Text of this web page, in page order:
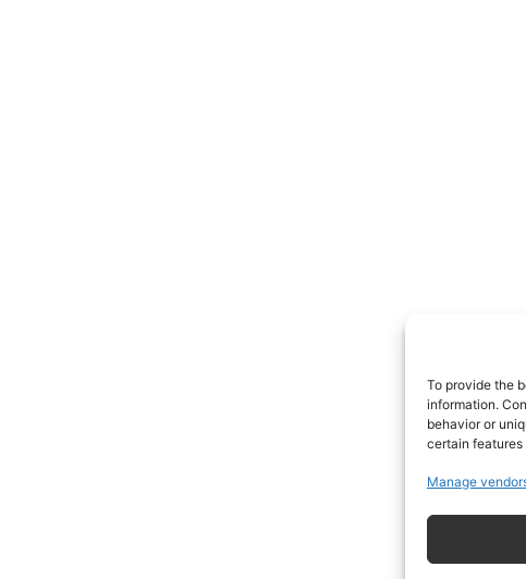
To provide the
information.
behavior or
certain features
Manage